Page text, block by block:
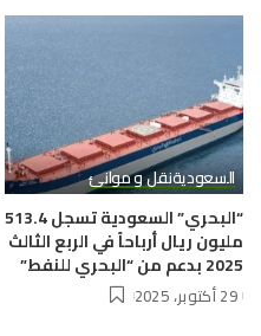
السعوديةنقل و موانئ
“البحري” السعودية تسجل 513.4
مليون ريال أرباحاً في الربع الثالث
2025 بدعم من “البحري للنفط”
29 أكتوبر، 2025